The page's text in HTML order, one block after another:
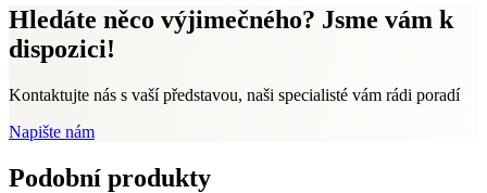
Hledáte něco výjimečného? Jsme vám k
dispozici!
Kontaktujte nás s vaší představou, naši specialisté vám rádi poradí
Napište nám
Podobní produkty